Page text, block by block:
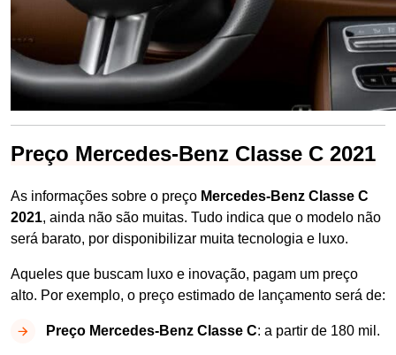
Preço Mercedes-Benz Classe C 2021
As informações sobre o preço Mercedes-Benz Classe C
2021, ainda não são muitas. Tudo indica que o modelo não
será barato, por disponibilizar muita tecnologia e luxo.
Aqueles que buscam luxo e inovação, pagam um preço
alto. Por exemplo, o preço estimado de lançamento será de:
Preço Mercedes-Benz Classe C: a partir de 180 mil.